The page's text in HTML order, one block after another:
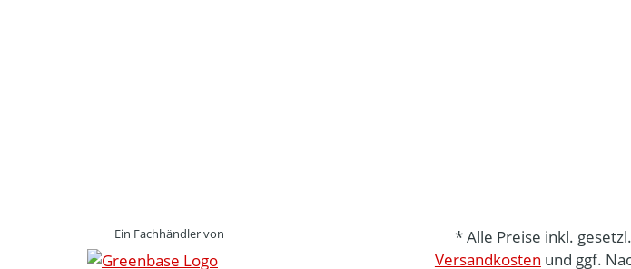
Ein Fachhändler von
* Alle Preise inkl.
Versandkosten und ggf.